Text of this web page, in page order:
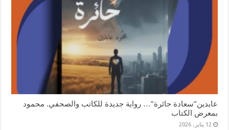
عابدين”سعادة حائرة”… رواية جديدة للكاتب والصحفي. محمود
بمعرض الكتاب
12 يناير، 2026